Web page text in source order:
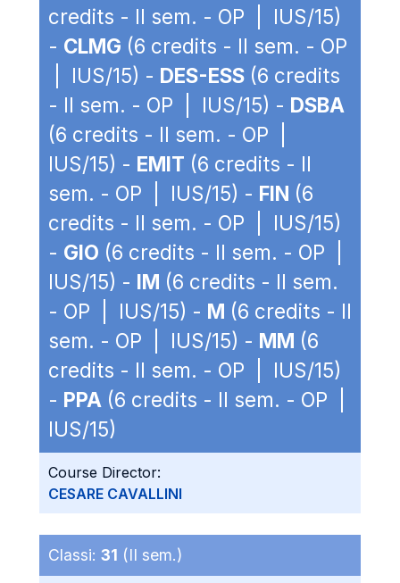
credits - II sem. - OP | IUS/15)
- CLMG (6 credits - II sem. - OP
| IUS/15) - DES-ESS (6 credits
- II sem. - OP | IUS/15) - DSBA
(6 credits - II sem. - OP |
IUS/15) - EMIT (6 credits - II
sem. - OP | IUS/15) - FIN (6
credits - II sem. - OP | IUS/15)
- GIO (6 credits - II sem. - OP |
IUS/15) - IM (6 credits - II sem.
- OP | IUS/15) - M (6 credits - II
sem. - OP | IUS/15) - MM (6
credits - II sem. - OP | IUS/15)
- PPA (6 credits - II sem. - OP |
IUS/15)
Course Director:
CESARE CAVALLINI
Classi: 31 (II sem.)